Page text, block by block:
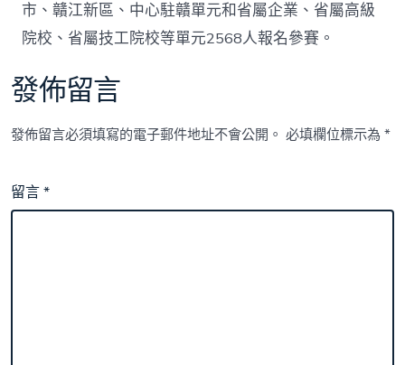
市、贛江新區、中心駐贛單元和省屬企業、省屬高級
院校、省屬技工院校等單元2568人報名參賽。
發佈留言
發佈留言必須填寫的電子郵件地址不會公開。 必填欄位標示為*
留言*